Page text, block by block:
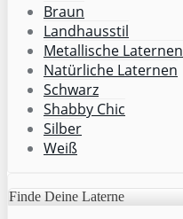
Braun
Landhausstil
Metallische Laternen
Natürliche Laternen
Schwarz
Shabby Chic
Silber
Weiß
Finde Deine Laterne